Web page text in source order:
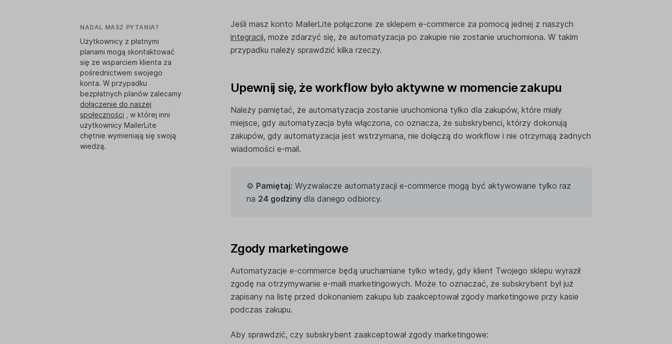
NADAL MASZ PYTANIA?
Użytkownicy z płatnymi
planami mogą skontaktować
się ze wsparciem klienta za
pośrednictwem swojego
konta. W przypadku
bezpłatnych planów zalecamy
dołączenie do naszej
społeczności , w której inni
użytkownicy MailerLite
chętnie wymieniają się swoją
wiedzą.
Jeśli masz konto MailerLite połączone ze sklepem e-commerce za pomocą jednej z naszych
integracji, może zdarzyć się, że automatyzacja po zakupie nie zostanie uruchomiona. W takim
przypadku należy sprawdzić kilka rzeczy.
Upewnij się, że workflow było aktywne w momencie zakupu
Należy pamiętać, że automatyzacja zostanie uruchomiona tylko dla zakupów, które miały
miejsce, gdy automatyzacja była włączona, co oznacza, że subskrybenci, którzy dokonują
zakupów, gdy automatyzacja jest wstrzymana, nie dołączą do workflow i nie otrzymają żadnych
wiadomości e-mail.
⚙️ Pamiętaj: Wyzwalacze automatyzacji e-commerce mogą być aktywowane tylko raz
na 24 godziny dla danego odbiorcy.
Zgody marketingowe
Automatyzacje e-commerce będą uruchamiane tylko wtedy, gdy klient Twojego sklepu wyraził
zgodę na otrzymywanie e-maili marketingowych. Może to oznaczać, że subskrybent był już
zapisany na listę przed dokonaniem zakupu lub zaakceptował zgody marketingowe przy kasie
podczas zakupu.
Aby sprawdzić, czy subskrybent zaakceptował zgody marketingowe: